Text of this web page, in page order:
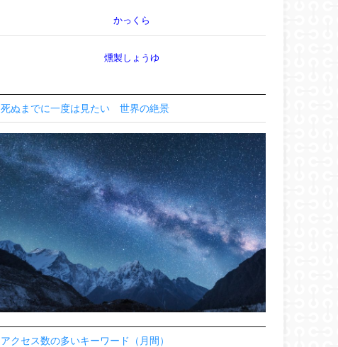
かっくら
燻製しょうゆ
死ぬまでに一度は見たい 世界の絶景
アクセス数の多いキーワード（月間）